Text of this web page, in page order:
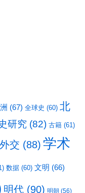
(67) 全球史 (60) 北
研究 (82) 古籍 (61)
外交 (88) 学术
数据 (60) 文明 (66)
明代 (90) 明朝 (56)